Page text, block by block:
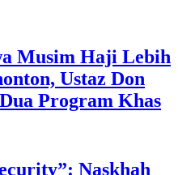
Musim Haji Lebih
Ustaz Don
Program Khas
Naskhah